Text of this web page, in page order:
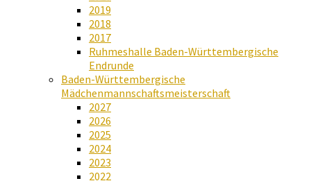
2019
2018
2017
Ruhmeshalle Baden-Württembergische
Endrunde
Baden-Württembergische
Mädchenmannschaftsmeisterschaft
2027
2026
2025
2024
2023
2022